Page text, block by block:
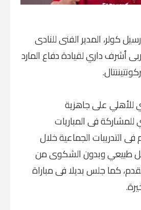
كولر، المدير الفنى للنادى
أشرف داري لقيادة دفاع المارد
للأهلي على جاهزية
فى المباريات
فى التدريبات الجماعية خلال
طبيعي وبدون الشكوى من
كما جلس بديلا فى مباراة